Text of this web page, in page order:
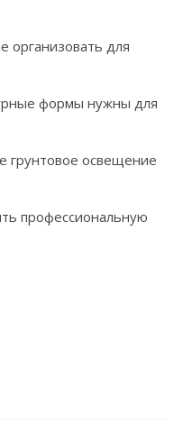
организовать для
формы нужны для
грунтовое освещение
профессиональную